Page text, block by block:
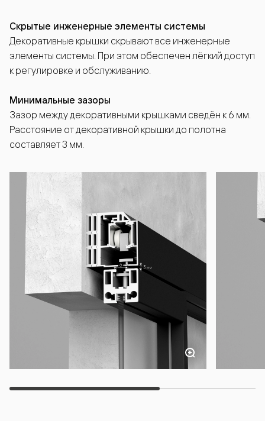
Скрытые инженерные элементы системы
Декоративные крышки скрывают все инженерные
элементы системы. При этом обеспечен лёгкий доступ
к регулировке и обслуживанию.
Минимальные зазоры
Зазор между декоративными крышками сведён к 6 мм.
Расстояние от декоративной крышки до полотна
составляет 3 мм.